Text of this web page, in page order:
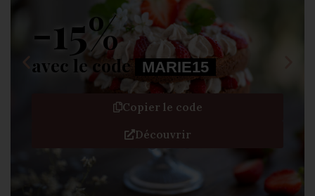
-15%
avec le code MARIE15
Copier le code
Découvrir